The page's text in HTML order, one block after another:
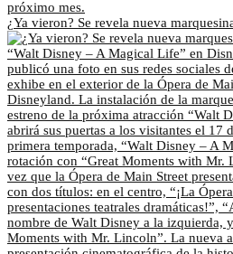
¿Ya vieron? Se revela nueva